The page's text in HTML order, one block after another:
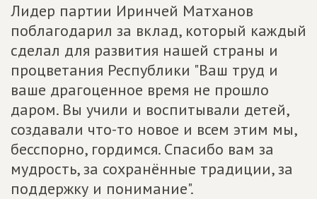
Лидер партии Иринчей Матханов
поблагодарил за вклад, который каждый
сделал для развития нашей страны и
процветания Республики "Ваш труд и
ваше драгоценное время не прошло
даром. Вы учили и воспитывали детей,
создавали что-то новое и всем этим мы,
бесспорно, гордимся. Спасибо вам за
мудрость, за сохранённые традиции, за
поддержку и понимание".